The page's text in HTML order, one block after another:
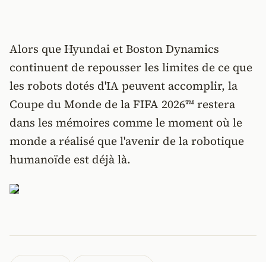
Alors que Hyundai et Boston Dynamics
continuent de repousser les limites de ce que
les robots dotés d'IA peuvent accomplir, la
Coupe du Monde de la FIFA 2026™ restera
dans les mémoires comme le moment où le
monde a réalisé que l'avenir de la robotique
humanoïde est déjà là.